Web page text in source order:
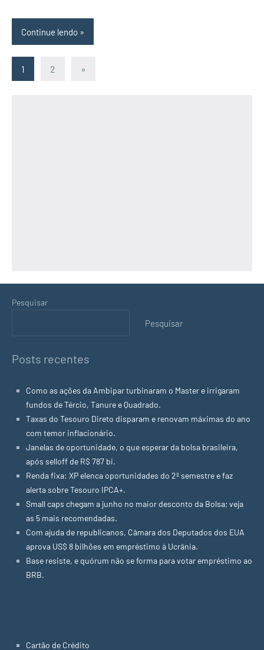
Continue lendo
Paginação
1 2
Post
»
Pesquisar
Pesquisar
Posts recentes
Como as ações da Ambipar turbinaram o Master e irrigaram
fundos de Tércio, Tanure e Quadrado.
Taxas do Tesouro Direto disparam e renovam máximas do ano
com temor inflacionário.
Janelas de oportunidade, o que esperar da bolsa brasileira,
após selloff de R$ 787 bi.
Renda fixa: XP elenca oportunidades do 2º semestre e faz
alerta sobre Tesouro IPCA+.
Small caps chegam a junho no maior desconto da Bolsa; veja
as 5 mais recomendadas.
Com ajuda de republicanos, Câmara dos Deputados dos EUA
aprova US$ 8 bilhões em empréstimo à Ucrânia.
Base resiste, e quórum não se forma para votar empréstimo ao
BRB.
Cartão de Crédito